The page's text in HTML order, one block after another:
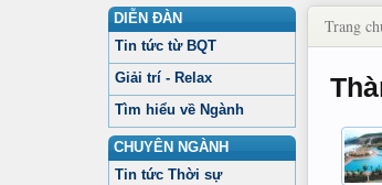
DIỄN ĐÀN
Tin tức từ BQT
Giải trí - Relax
Tìm hiểu về Ngành
CHUYÊN NGÀNH
Tin tức Thời sự
Trang